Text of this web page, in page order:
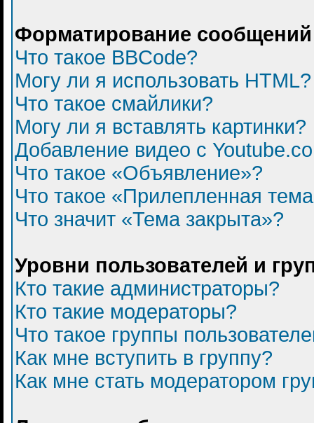
Форматирование
Что такое BBCode?
Могу ли я использовать HTML?
Что такое смайлики?
Могу ли я вставлять картинки?
Добавление видео с
Что такое «Объявление»?
Что такое «Прилепленная
Что значит «Тема закрыта»?
Уровни пользователей и
Кто такие администраторы?
Кто такие модераторы?
Что такое группы
Как мне вступить в группу?
Как мне стать модератором